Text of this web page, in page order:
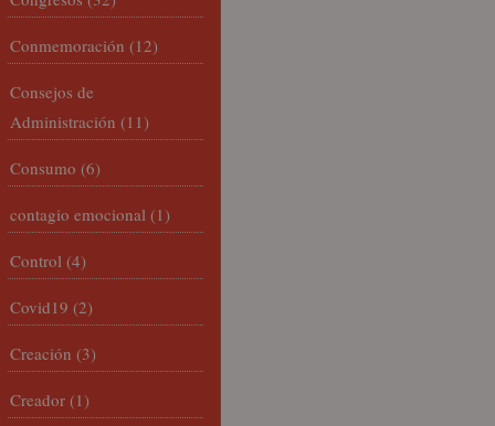
Conmemoración (12)
Consejos de
Administración (11)
Consumo (6)
contagio emocional (1)
Control (4)
Covid19 (2)
Creación (3)
Creador (1)